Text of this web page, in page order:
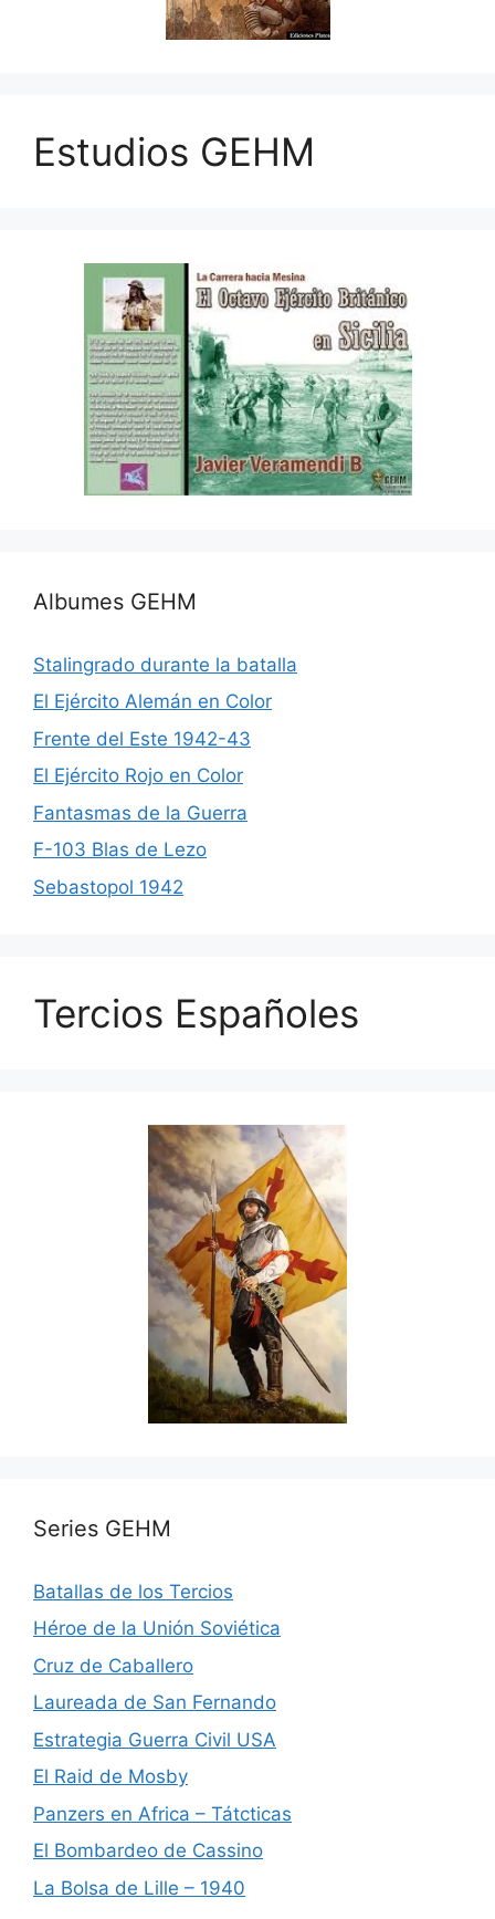
Estudios GEHM
Albumes GEHM
Stalingrado durante la batalla
El Ejército Alemán en Color
Frente del Este 1942-43
El Ejército Rojo en Color
Fantasmas de la Guerra
F-103 Blas de Lezo
Sebastopol 1942
Tercios Españoles
Series GEHM
Batallas de los Tercios
Héroe de la Unión Soviética
Cruz de Caballero
Laureada de San Fernando
Estrategia Guerra Civil USA
El Raid de Mosby
Panzers en Africa – Tátcticas
El Bombardeo de Cassino
La Bolsa de Lille – 1940